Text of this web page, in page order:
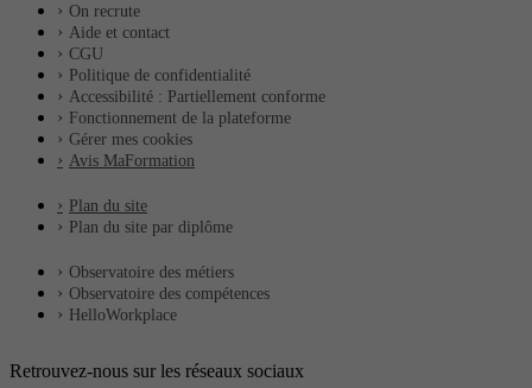
On recrute
Aide et contact
CGU
Politique de confidentialité
Accessibilité : Partiellement conforme
Fonctionnement de la plateforme
Gérer mes cookies
Avis MaFormation
Plan du site
Plan du site par diplôme
Observatoire des métiers
Observatoire des compétences
HelloWorkplace
Retrouvez-nous sur les réseaux sociaux